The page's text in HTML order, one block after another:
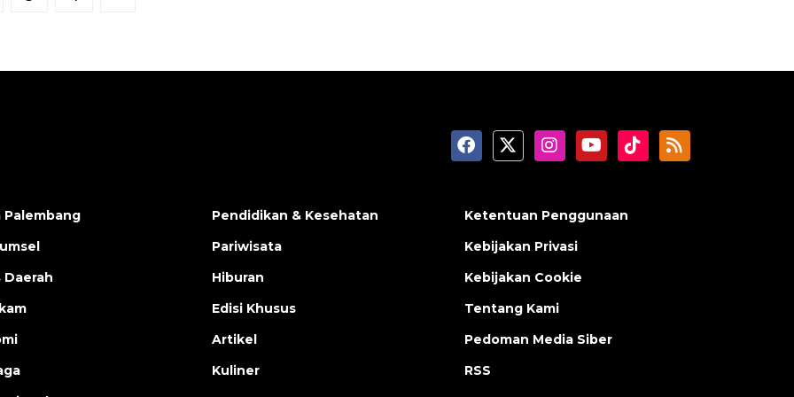
Pendidikan & Kesehatan
Pariwisata
Hiburan
Edisi Khusus
Artikel
Kuliner
Ketentuan Penggunaan
Kebijakan Privasi
Kebijakan Cookie
Tentang Kami
Pedoman Media Siber
RSS